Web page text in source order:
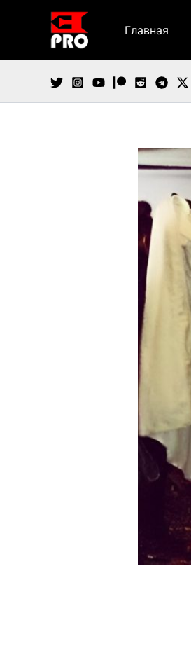
содержимому
Главная